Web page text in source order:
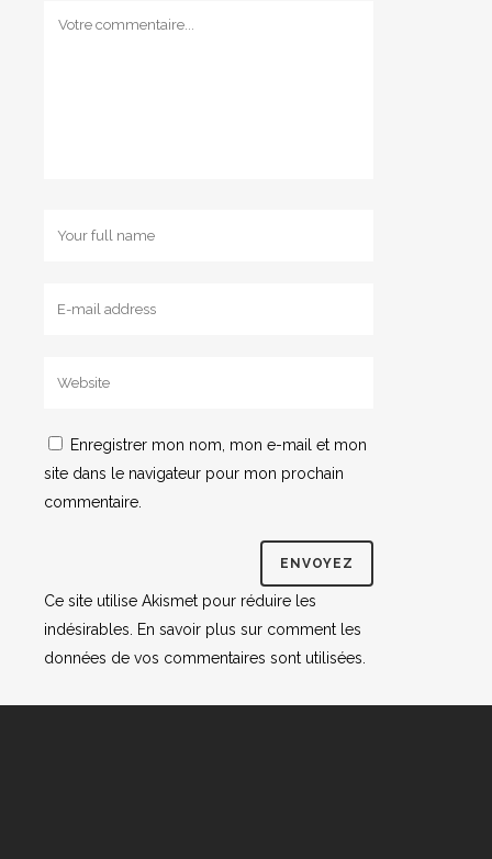
Enregistrer mon nom, mon e-mail et mon
site dans le navigateur pour mon prochain
commentaire.
Ce site utilise Akismet pour réduire les
indésirables.
En savoir plus sur comment les
données de vos commentaires sont utilisées